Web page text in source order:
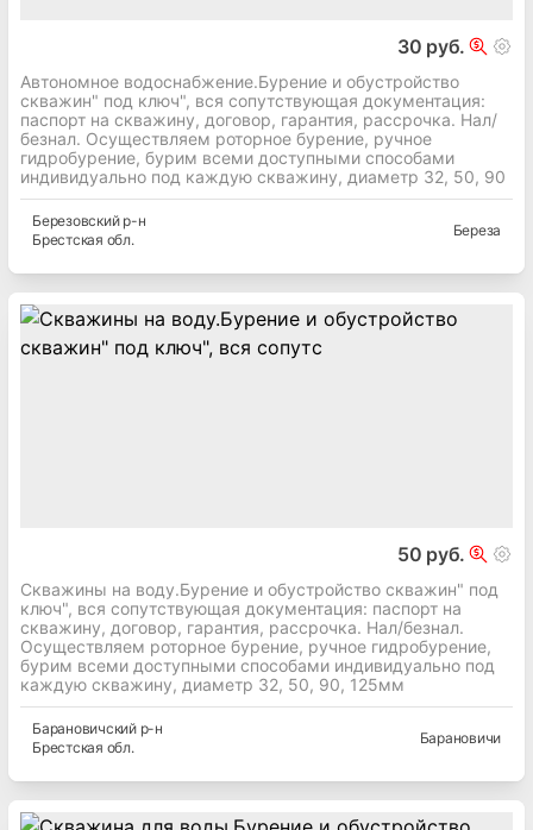
30 руб.
Автономное водоснабжение.Бурение и обустройство
скважин" под ключ", вся сопутствующая документация:
паспорт на скважину, договор, гарантия, рассрочка. Нал/
безнал. Осуществляем роторное бурение, ручное
гидробурение, бурим всеми доступными способами
индивидуально под каждую скважину, диаметр 32, 50, 90
Березовскийр-н
Брестская обл.
Береза
50 руб.
Скважины на воду.Бурение и обустройство скважин" под
ключ", вся сопутствующая документация: паспорт на
скважину, договор, гарантия, рассрочка. Нал/безнал.
Осуществляем роторное бурение, ручное гидробурение,
бурим всеми доступными способами индивидуально под
каждую скважину, диаметр 32, 50, 90, 125мм
Барановичскийр-н
Брестская обл.
Барановичи